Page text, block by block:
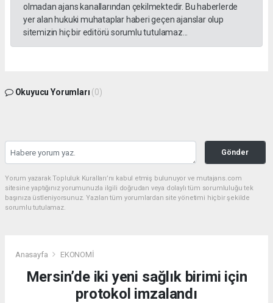
olmadan ajans kanallarından çekilmektedir. Bu haberlerde
yer alan hukuki muhataplar haberi geçen ajanslar olup
sitemizin hiç bir editörü sorumlu tutulamaz...
Okuyucu Yorumları (0)
Gönder
Yorum yazarak Topluluk Kuralları’nı kabul etmiş bulunuyor ve mutajans.com
sitesine yaptığınız yorumunuzla ilgili doğrudan veya dolaylı tüm sorumluluğu tek
başınıza üstleniyorsunuz. Yazılan tüm yorumlardan site yönetimi hiçbir şekilde
sorumlu tutulamaz.
Anasayfa EKONOMİ
Mersin’de iki yeni sağlık birimi için
protokol imzalandı